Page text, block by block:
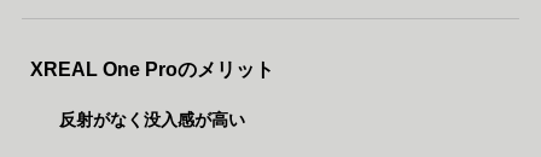
XREAL One Proのメリット
反射がなく没入感が高い